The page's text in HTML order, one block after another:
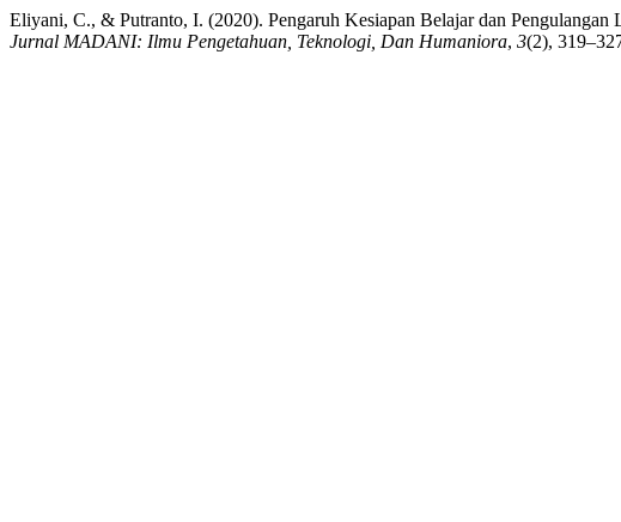
Eliyani, C., & Putranto, I. (2020). Pengaruh Kesiapan Belajar dan
Jurnal MADANI: Ilmu Pengetahuan, Teknologi, Dan Humaniora, 3(2),